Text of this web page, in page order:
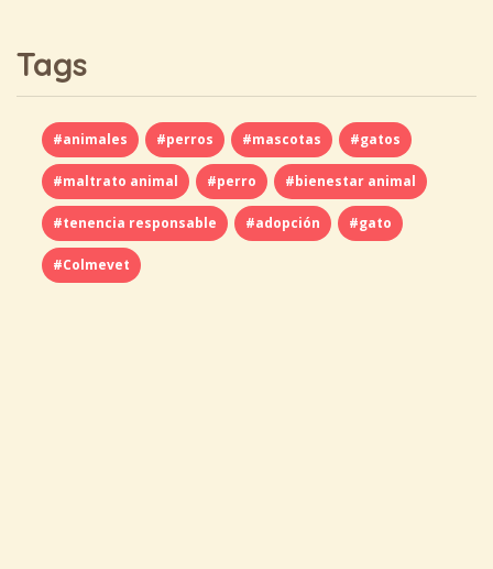
Tags
#animales #perros #mascotas #gatos
#maltrato animal #perro #bienestar animal
#tenencia responsable #adopción #gato
#Colmevet